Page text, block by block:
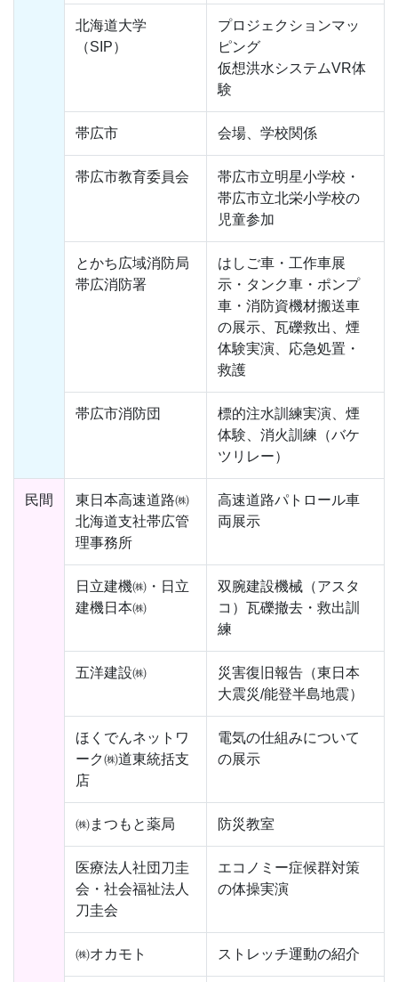
北海道大学
（SIP）
プロジェクションマッ
ピング
仮想洪水システムVR体
験
帯広市 会場、学校関係
帯広市教育委員会
帯広市立明星小学校・
帯広市立北栄小学校の
児童参加
とかち広域消防局
帯広消防署
はしご車・工作車展
示・タンク車・ポンプ
車・消防資機材搬送車
の展示、瓦礫救出、煙
体験実演、応急処置・
救護
帯広市消防団
標的注水訓練実演、煙
体験、消火訓練（バケ
ツリレー）
民間
東日本高速道路㈱
北海道支社帯広管
理事務所
高速道路パトロール車
両展示
日立建機㈱・日立
建機日本㈱
双腕建設機械（アスタ
コ）瓦礫撤去・救出訓
練
五洋建設㈱
災害復旧報告（東日本
大震災/能登半島地震）
ほくでんネットワ
ーク㈱道東統括支
店
電気の仕組みについて
の展示
㈱まつもと薬局 防災教室
医療法人社団刀圭
会・社会福祉法人
刀圭会
エコノミー症候群対策
の体操実演
㈱オカモト ストレッチ運動の紹介